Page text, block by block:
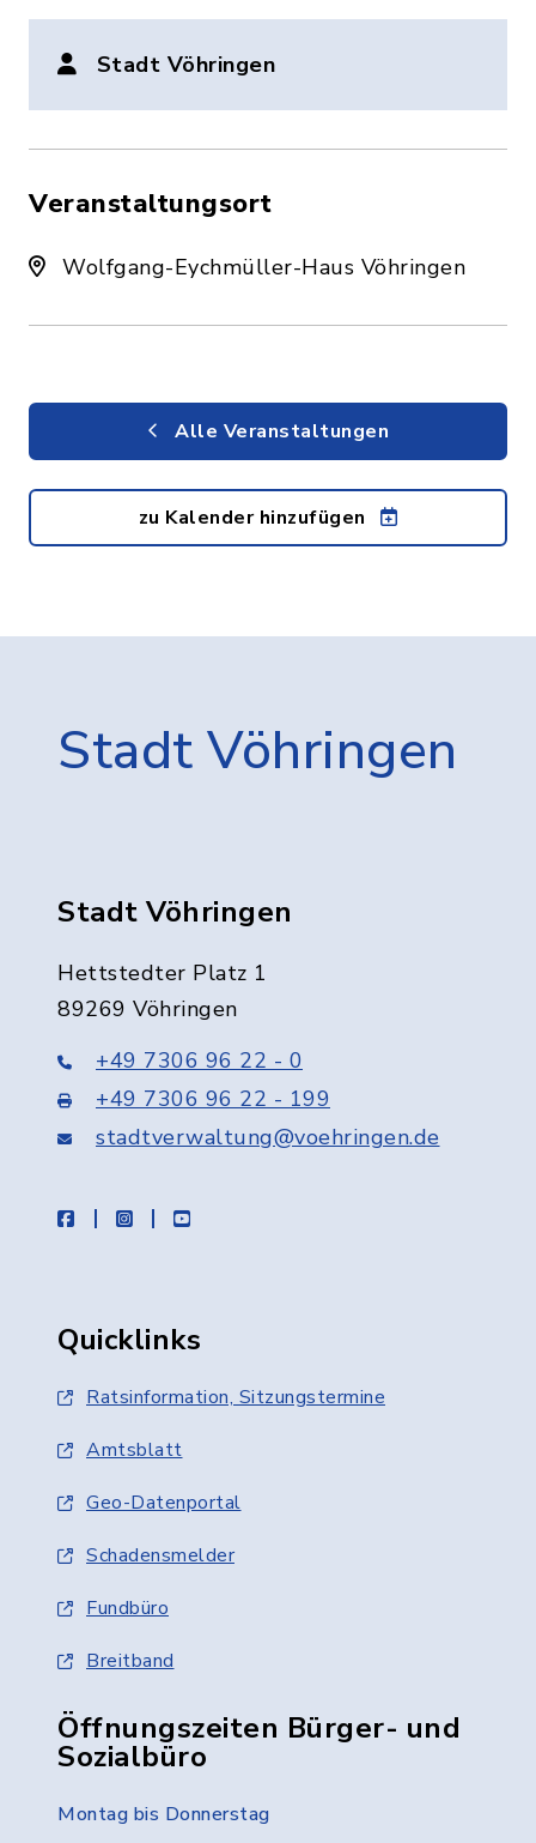
Stadt Vöhringen
Veranstaltungsort
Wolfgang-Eychmüller-Haus Vöhringen
Alle Veranstaltungen
zu Kalender hinzufügen
Stadt Vöhringen
Stadt Vöhringen
Hettstedter Platz 1
89269 Vöhringen
+49 7306 96 22 - 0
+49 7306 96 22 - 199
stadtverwaltung@voehringen.de
facebookinstagramyoutube
Quicklinks
Ratsinformation, Sitzungstermine
Amtsblatt
Geo-Datenportal
Schadensmelder
Fundbüro
Breitband
Öffnungszeiten Bürger- und
Sozialbüro
Montag bis Donnerstag